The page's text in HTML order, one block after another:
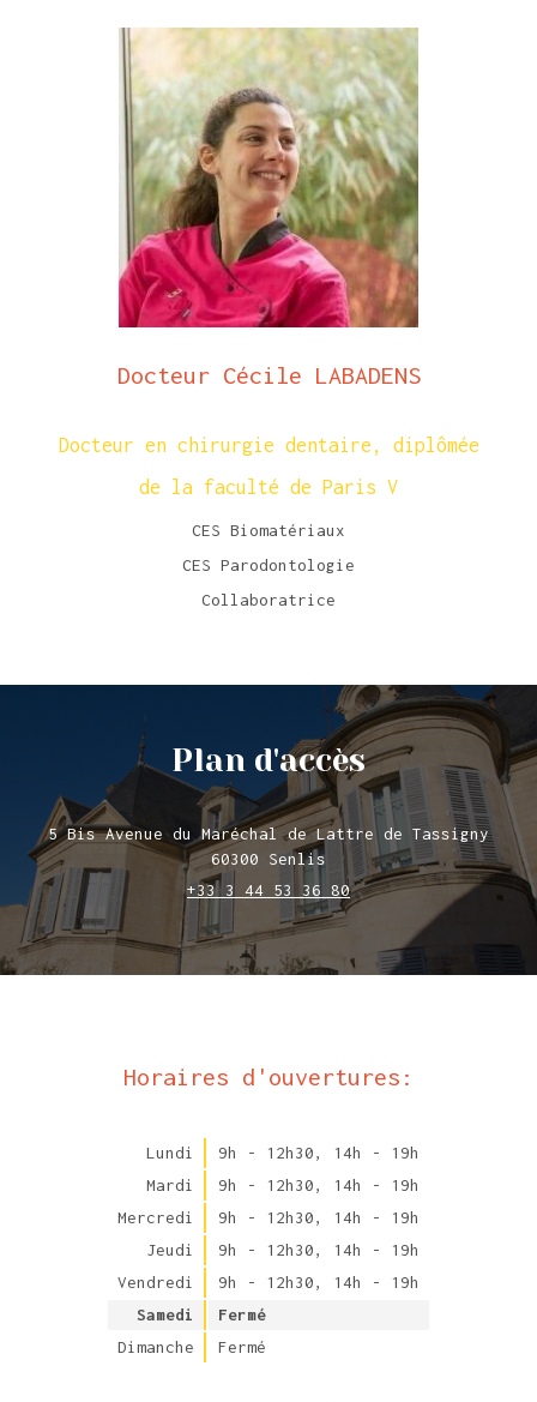
Docteur Cécile LABADENS
Docteur en chirurgie dentaire, diplômée
de la faculté de Paris V
CES Biomatériaux
CES Parodontologie
Collaboratrice
Plan d'accès
5 Bis Avenue du Maréchal de Lattre de Tassigny
60300
Senlis
+33 3 44 53 36 80
Horaires d'ouvertures:
Lundi 9h - 12h30,
14h - 19h
Mardi
9h - 12h30,
14h - 19h
Mercredi
9h - 12h30,
14h - 19h
Jeudi
9h - 12h30,
14h - 19h
Vendredi
9h - 12h30,
14h - 19h
Samedi
Fermé
Dimanche
Fermé